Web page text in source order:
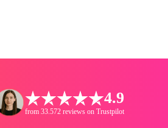
4.9
from 33.572 reviews on Trustpilot